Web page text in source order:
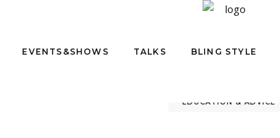
EVENTS&SHOWS TALKS BLING STYLE
EDUCATION & ADVICE